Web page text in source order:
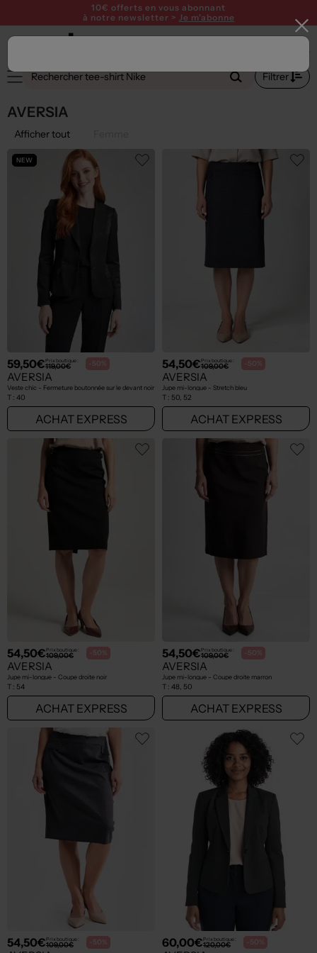
10€ offerts en vous abonnant
à notre newsletter > Je m'abonne
Filtrer
AVERSIA
Afficher tout
NEW
59,50€Prix boutique :
119,00€ -50%
AVERSIA
Veste chic - Fermeture boutonnée sur le devant noir
T : 40
ACHAT EXPRESS
54,50€Prix boutique :
109,00€ -50%
AVERSIA
Jupe mi-longue - Stretch bleu
T : 50, 52
ACHAT EXPRESS
54,50€Prix boutique :
109,00€ -50%
AVERSIA
Jupe mi-longue - Coupe droite noir
T : 54
ACHAT EXPRESS
54,50€Prix boutique :
109,00€ -50%
AVERSIA
Jupe mi-longue - Coupe droite marron
T : 48, 50
ACHAT EXPRESS
54,50€Prix boutique :
109,00€ -50% 60,00€Prix boutique :
120,00€ -50%